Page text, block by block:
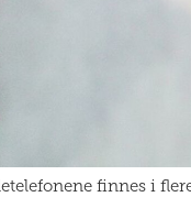
finnes i